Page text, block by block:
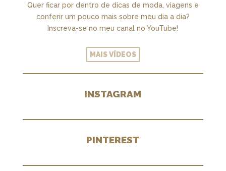
Quer ficar por dentro de dicas de moda, viagens e
conferir um pouco mais sobre meu dia a dia?
Inscreva-se no meu canal no YouTube!
MAIS VÍDEOS
INSTAGRAM
PINTEREST